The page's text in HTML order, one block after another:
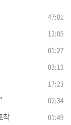
47:01
12:05
01:27
03:13
17:23
02:34
착 01:49